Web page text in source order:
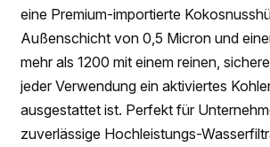
eine Premium-importierte
Außenschicht von 0,5 Micron und
mehr als 1200 mit einem reinen,
jeder Verwendung ein aktiviertes
ausgestattet ist. Perfekt für
zuverlässige Hochleistungs-